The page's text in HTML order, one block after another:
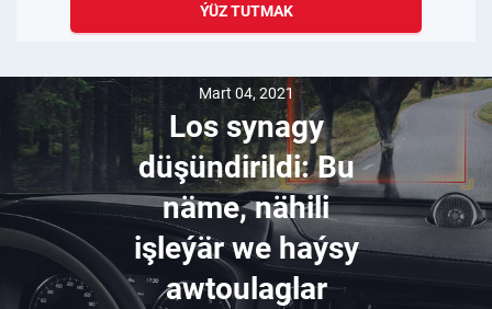
ÝÜZ TUTMAK
Mart 04, 2021
Los synagy
düşündirildi: Bu
näme, nähili
işleýär we haýsy
awtoulaglar